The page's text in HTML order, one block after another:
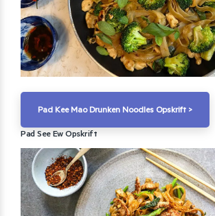
Pad Kee Mao Drunken Noodles Opskrift >
Pad See Ew Opskrift